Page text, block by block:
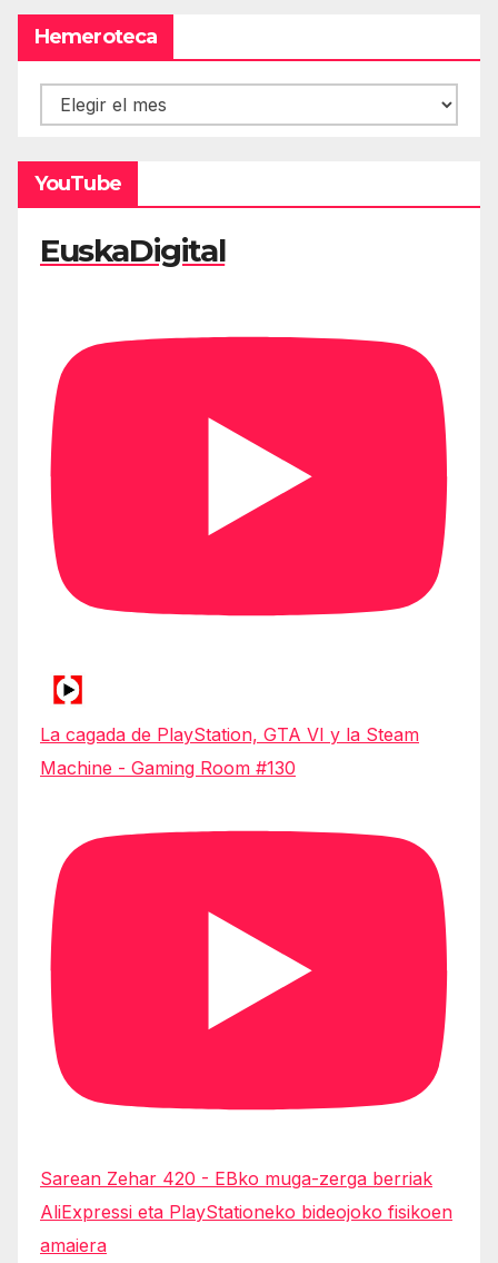
Hemeroteca
Hemeroteca
YouTube
EuskaDigital
La cagada de PlayStation, GTA VI y la Steam
Machine - Gaming Room #130
Sarean Zehar 420 - EBko muga-zerga berriak
AliExpressi eta PlayStationeko bideojoko fisikoen
amaiera